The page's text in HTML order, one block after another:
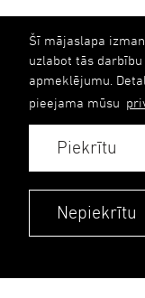
Šī mājaslapa
uzlabot tās
apmeklējumu.
pieejama mūsu
Nepiekrītu
Piekrītu
Sertifikāti
Kontakti
Sazināties
upb(abols)upb.lv
+371 6348 9333